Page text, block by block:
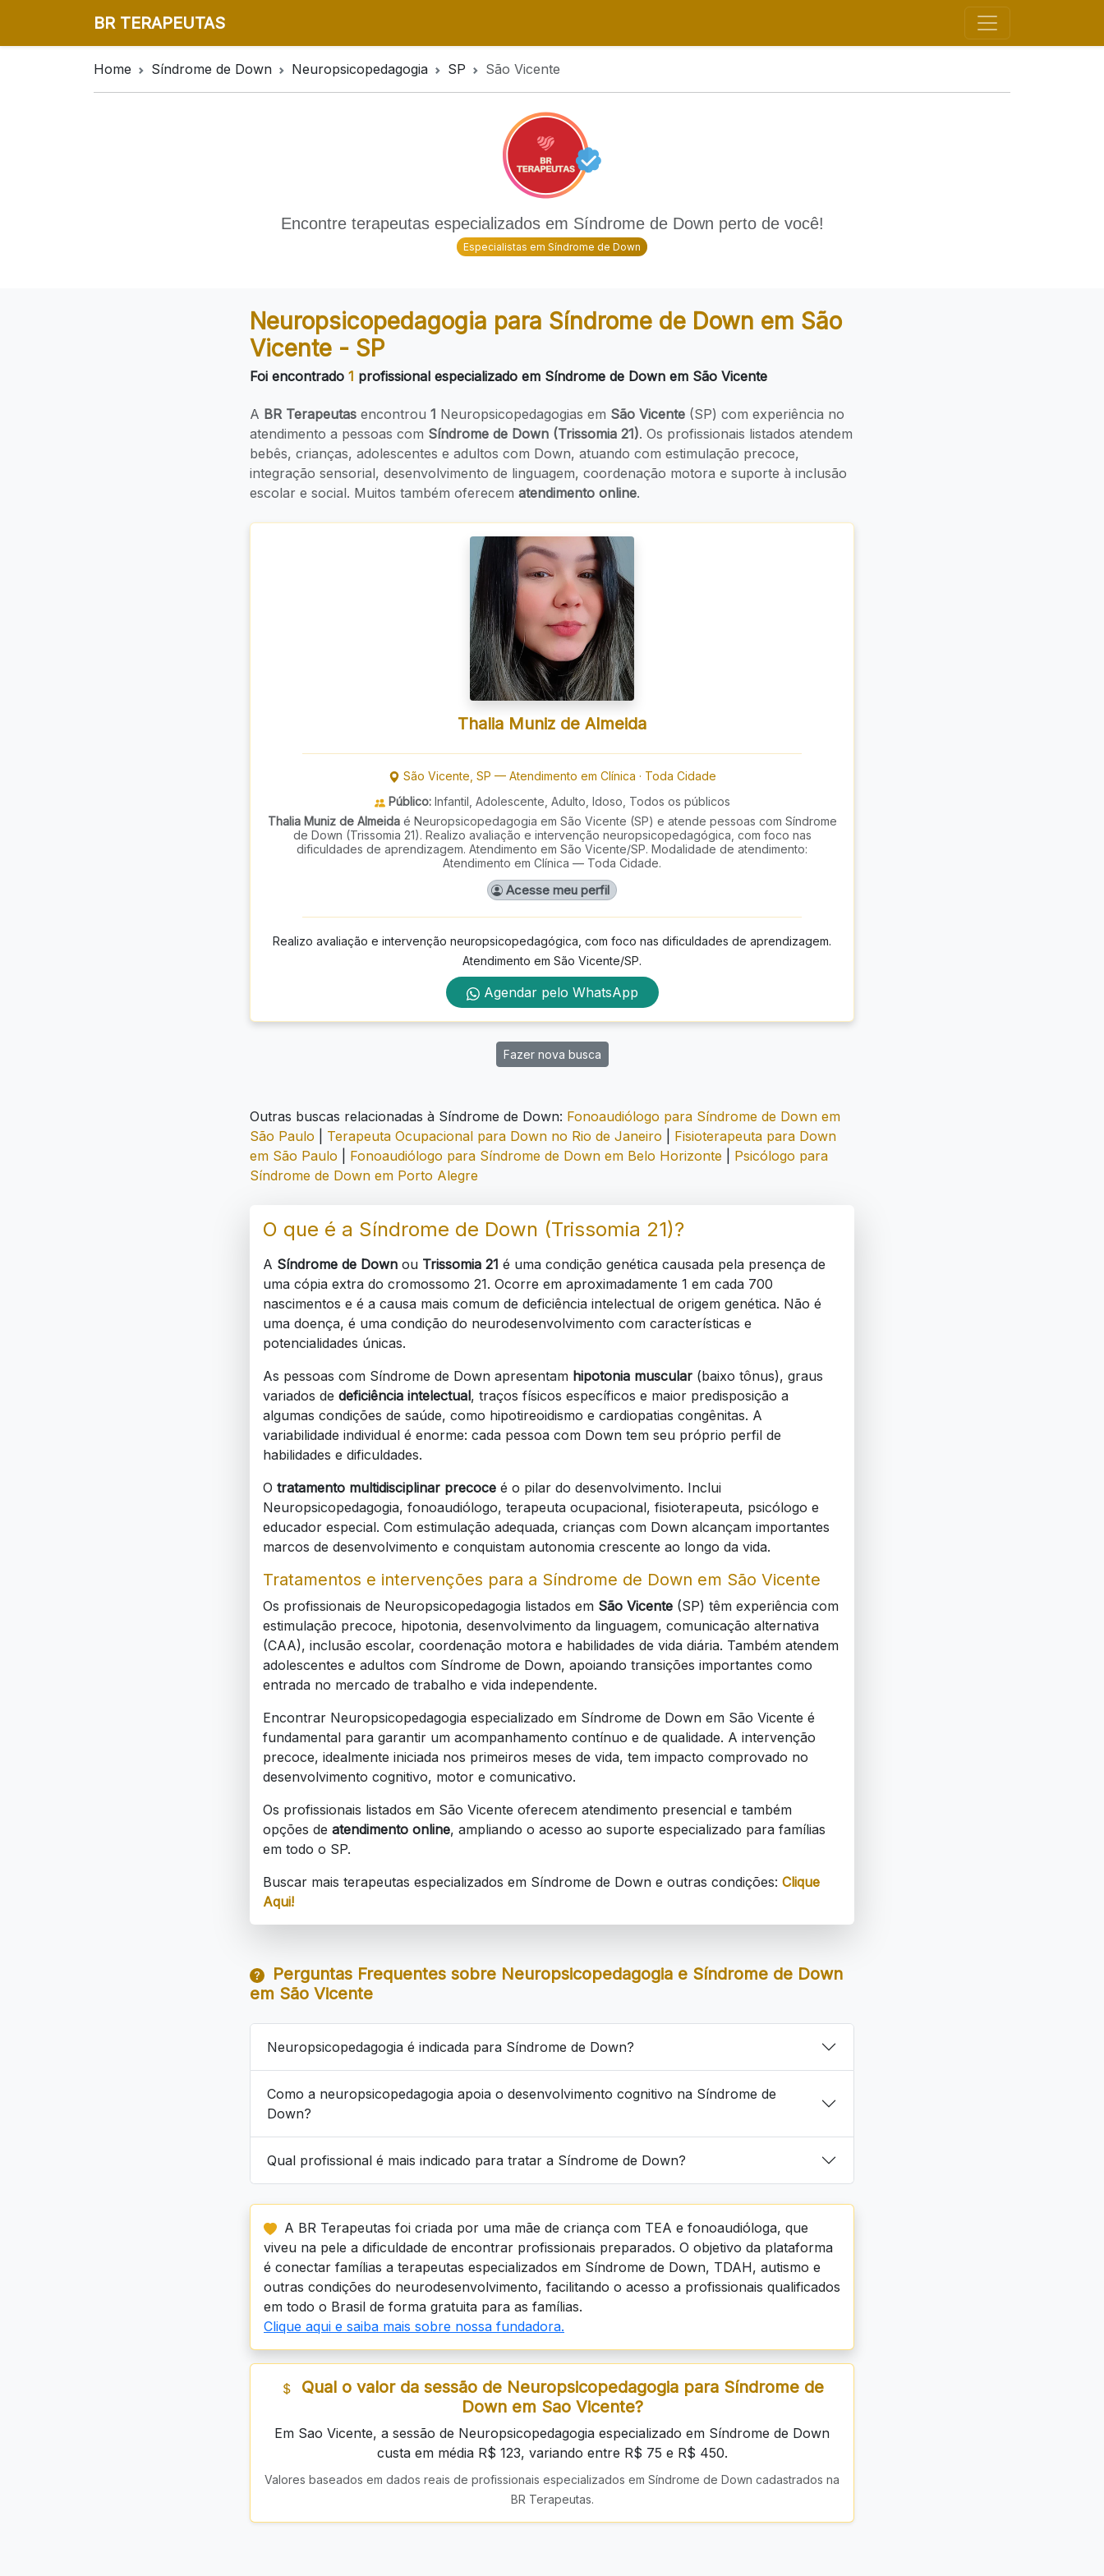
BR TERAPEUTAS
Home Síndrome de Down Neuropsicopedagogia SP São Vicente
Encontre terapeutas especializados em Síndrome de Down perto de você!
Especialistas em Síndrome de Down
Neuropsicopedagogia para Síndrome de Down em São
Vicente - SP
Foi encontrado 1 profissional especializado em Síndrome de Down em São Vicente
A BR Terapeutas encontrou 1 Neuropsicopedagogias em São Vicente (SP) com experiência no
atendimento a pessoas com Síndrome de Down (Trissomia 21). Os profissionais listados atendem
bebês, crianças, adolescentes e adultos com Down, atuando com estimulação precoce,
integração sensorial, desenvolvimento de linguagem, coordenação motora e suporte à inclusão
escolar e social. Muitos também oferecem atendimento online.
Thalia Muniz de Almeida
São Vicente SP — Atendimento em Clínica · Toda Cidade
Público:Infantil, Adolescente, Adulto, Idoso, Todos os públicos
Thalia Muniz de Almeidaé Neuropsicopedagogia em São Vicente (SP) e atende pessoas com Síndrome
de Down (Trissomia 21). Realizo avaliação e intervenção neuropsicopedagógica, com foco nas
dificuldades de aprendizagem. Atendimento em São Vicente/SP. Modalidade de atendimento:
Atendimento em Clínica — Toda Cidade.
Acesse meu perfil
Realizo avaliação e intervenção neuropsicopedagógica, com foco nas dificuldades de aprendizagem.
Atendimento em São Vicente/SP.
Agendar pelo WhatsApp
Fazer nova busca
Outras buscas relacionadas à Síndrome de Down: Fonoaudiólogo para Síndrome de Down em
São Paulo
Terapeuta Ocupacional para Down no Rio de Janeiro
Fisioterapeuta para Down
em São Paulo
Fonoaudiólogo para Síndrome de Down em Belo Horizonte
Psicólogo para
Síndrome de Down em Porto Alegre
O que é a Síndrome de Down (Trissomia 21)?
A Síndrome de Down ou Trissomia 21 é uma condição genética causada pela presença de
uma cópia extra do cromossomo 21. Ocorre em aproximadamente 1 em cada 700
nascimentos e é a causa mais comum de deficiência intelectual de origem genética. Não é
uma doença, é uma condição do neurodesenvolvimento com características e
potencialidades únicas.
As pessoas com Síndrome de Down apresentam hipotonia muscular (baixo tônus), graus
variados de deficiência intelectual, traços físicos específicos e maior predisposição a
algumas condições de saúde, como hipotireoidismo e cardiopatias congênitas. A
variabilidade individual é enorme: cada pessoa com Down tem seu próprio perfil de
habilidades e dificuldades.
O tratamento multidisciplinar precoce é o pilar do desenvolvimento. Inclui
Neuropsicopedagogia, fonoaudiólogo, terapeuta ocupacional, fisioterapeuta, psicólogo e
educador especial. Com estimulação adequada, crianças com Down alcançam importantes
marcos de desenvolvimento e conquistam autonomia crescente ao longo da vida.
Tratamentos e intervenções para a Síndrome de Down em São Vicente
Os profissionais de Neuropsicopedagogia listados em São Vicente (SP) têm experiência com
estimulação precoce, hipotonia, desenvolvimento da linguagem, comunicação alternativa
(CAA), inclusão escolar, coordenação motora e habilidades de vida diária. Também atendem
adolescentes e adultos com Síndrome de Down, apoiando transições importantes como
entrada no mercado de trabalho e vida independente.
Encontrar Neuropsicopedagogia especializado em Síndrome de Down em São Vicente é
fundamental para garantir um acompanhamento contínuo e de qualidade. A intervenção
precoce, idealmente iniciada nos primeiros meses de vida, tem impacto comprovado no
desenvolvimento cognitivo, motor e comunicativo.
Os profissionais listados em São Vicente oferecem atendimento presencial e também
opções de atendimento online, ampliando o acesso ao suporte especializado para famílias
em todo o SP.
Buscar mais terapeutas especializados em Síndrome de Down e outras condições: Clique
Aqui!
Perguntas Frequentes sobre Neuropsicopedagogia e Síndrome de Down
em São Vicente
Neuropsicopedagogia é indicada para Síndrome de Down?
Como a neuropsicopedagogia apoia o desenvolvimento cognitivo na Síndrome de
Down?
Qual profissional é mais indicado para tratar a Síndrome de Down?
A BR Terapeutas foi criada por uma mãe de criança com TEA e fonoaudióloga, que
viveu na pele a dificuldade de encontrar profissionais preparados. O objetivo da plataforma
é conectar famílias a terapeutas especializados em Síndrome de Down, TDAH, autismo e
outras condições do neurodesenvolvimento, facilitando o acesso a profissionais qualificados
em todo o Brasil de forma gratuita para as famílias.
Clique aqui e saiba mais sobre nossa fundadora.
Qual o valor da sessão de Neuropsicopedagogia para Síndrome de
Down em Sao Vicente?
Em Sao Vicente, a sessão de Neuropsicopedagogia especializado em Síndrome de Down
custa em média R$ 123, variando entre R$ 75 e R$ 450.
Valores baseados em dados reais de profissionais especializados em Síndrome de Down cadastrados na
BR Terapeutas.